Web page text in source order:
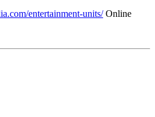
entertainment-units/Online